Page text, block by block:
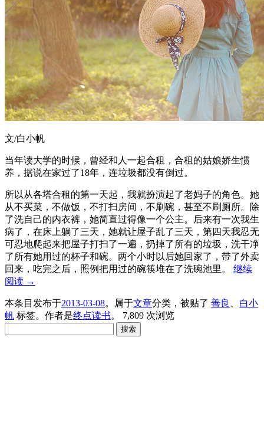
文/白小帆
当年读大学的时候，曾经和人一起合租，合租的姑娘娇生惯
养，据说在家过了18年，连垃圾都没有倒过。
所以从各塔合租的第一天起，我就扮演起了老妈子的角色。她
从不买菜，不做饭，不打扫房间，不刷碗，甚至不刷厕所。除
了洗自己的内衣裤，她简直过得像一个公主。后来有一次我生
病了，在床上躺了三天，她就让屋子乱了三天，第四天我忍无
可忍地爬起来把屋子打扫了一遍，扔掉了所有的垃圾，洗干净
了所有她用过的杯子和碗。两个小时以后她回家了，带了外卖
回来，吃完之后，照例把用过的碗筷堆在了洗碗池里。 继续
阅读 →
本条目发布于2013-03-08。属于文章分类，被贴了 善良
白小
帆 标签。 作者是终点读书。
7,809 次浏览